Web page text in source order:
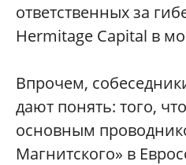
ответственных за
Hermitage Capital в
Впрочем,
дают понять: того,
основным
Магнитского» в